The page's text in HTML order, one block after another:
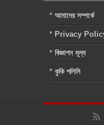
* আমাদের সম্পর্কে
* Privacy
* বিজ্ঞাপন মূল্য
* কুকি পলিসি